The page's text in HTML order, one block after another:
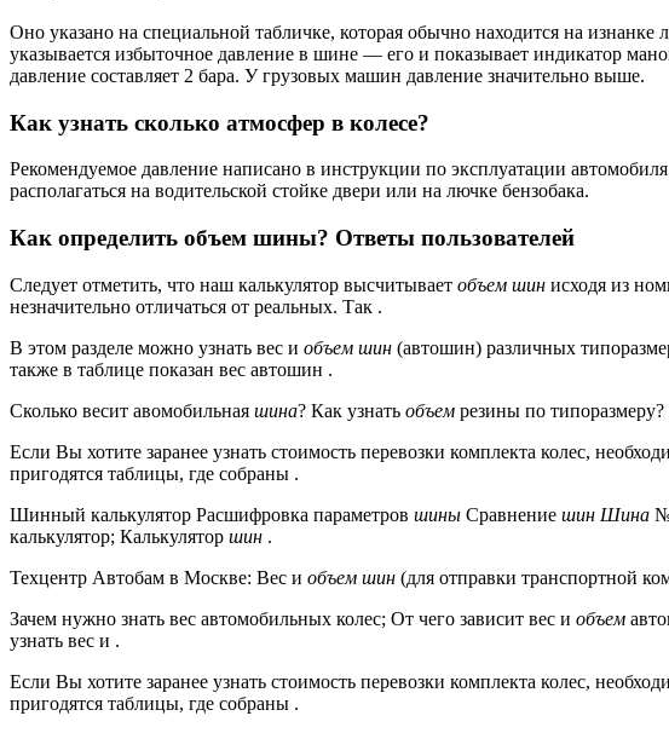
Оно указано на специальной табличке, которая обычно находится на изнанке
указывается избыточное давление в шине — его и показывает индикатор
давление составляет 2 бара. У грузовых машин давление значительно выше.
Как узнать сколько атмосфер в колесе?
Рекомендуемое давление написано в инструкции по эксплуатации
располагаться на водительской стойке двери или на лючке бензобака.
Как определить объем шины? Ответы пользователей
Следует отметить, что наш калькулятор высчитывает объем шин исходя из
незначительно отличаться от реальных. Так .
В этом разделе можно узнать вес и объем шин (автошин) различных
также в таблице показан вес автошин .
Сколько весит авомобильная шина? Как узнать объем резины по
Если Вы хотите заранее узнать стоимость перевозки комплекта колес,
пригодятся таблицы, где собраны .
Шинный калькулятор Расшифровка параметров шины Сравнение шин Шина
калькулятор; Калькулятор шин .
Техцентр Автобам в Москве: Вес и объем шин (для отправки транспортной
Зачем нужно знать вес автомобильных колес; От чего зависит вес и объем
узнать вес и .
Если Вы хотите заранее узнать стоимость перевозки комплекта колес,
пригодятся таблицы, где собраны .